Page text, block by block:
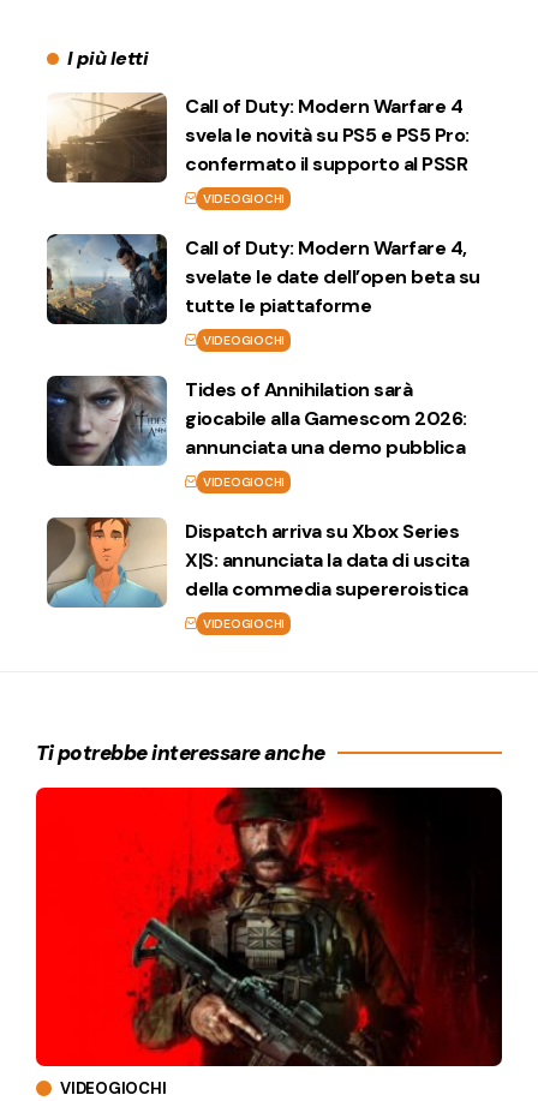
I più letti
Call of Duty: Modern Warfare 4
svela le novità su PS5 e PS5 Pro:
confermato il supporto al PSSR
VIDEOGIOCHI
Call of Duty: Modern Warfare 4,
svelate le date dell’open beta su
tutte le piattaforme
VIDEOGIOCHI
Tides of Annihilation sarà
giocabile alla Gamescom 2026:
annunciata una demo pubblica
VIDEOGIOCHI
Dispatch arriva su Xbox Series
X|S: annunciata la data di uscita
della commedia supereroistica
VIDEOGIOCHI
Ti potrebbe interessare anche
VIDEOGIOCHI